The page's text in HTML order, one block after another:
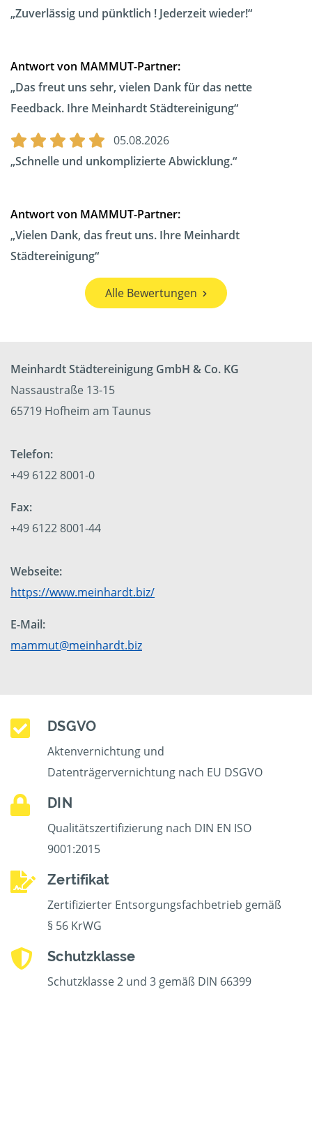
Zuverlässig und pünktlich ! Jederzeit wieder!
Antwort von MAMMUT-Partner:
Das freut uns sehr, vielen Dank für das nette
Feedback. Ihre Meinhardt Städtereinigung
05.08.2026
Schnelle und unkomplizierte Abwicklung.
Antwort von MAMMUT-Partner:
Vielen Dank, das freut uns. Ihre Meinhardt
Städtereinigung
Alle Bewertungen
Meinhardt Städtereinigung GmbH & Co. KG
Nassaustraße 13-15
65719 Hofheim am Taunus
Telefon:
+49 6122 8001-0
Fax:
+49 6122 8001-44
Webseite:
https://www.meinhardt.biz/
E-Mail:
mammut@meinhardt.biz
DSGVO
Aktenvernichtung und
Datenträgervernichtung nach EU DSGVO
DIN
Qualitätszertifizierung nach DIN EN ISO
9001:2015
Zertifikat
Zertifizierter Entsorgungsfachbetrieb gemäß
§ 56 KrWG
Schutzklasse
Schutzklasse 2 und 3 gemäß DIN 66399